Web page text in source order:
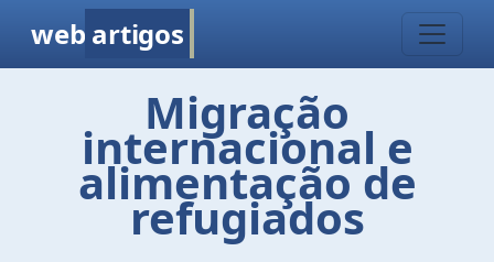
web artigos
Migração
internacional e
alimentação de
refugiados